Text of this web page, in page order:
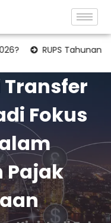
Tahunan: Apakah
Fokus
Pajak